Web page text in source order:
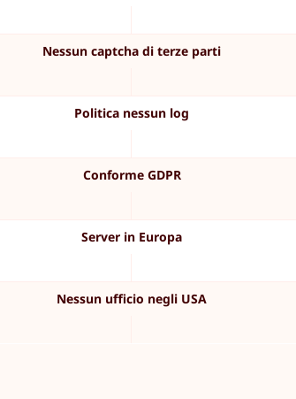
Nessun captcha di terze parti
Politica nessun log
Conforme GDPR
Server in Europa
Nessun ufficio negli USA